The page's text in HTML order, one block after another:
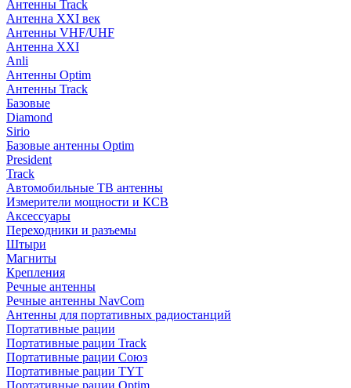
Антенны Track
Антенна XXI век
Антенны VHF/UHF
Антенна XXI
Anli
Антенны Optim
Антенны Track
Базовые
Diamond
Sirio
Базовые антенны Optim
President
Track
Автомобильные ТВ антенны
Измерители мощности и КСВ
Аксессуары
Переходники и разъемы
Штыри
Магниты
Крепления
Речные антенны
Речные антенны NavCom
Антенны для портативных радиостанций
Портативные рации
Портативные рации Track
Портативные рации Союз
Портативные рации TYT
Портативные рации Optim